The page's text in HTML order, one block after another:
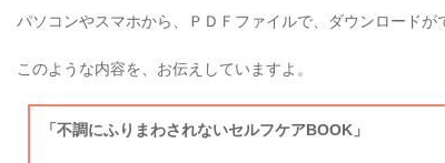
パソコンやスマホから、ＰＤＦファイルで、ダウンロードが
このような内容を、お伝えしていますよ。
「不調にふりまわされないセルフケアBOOK」